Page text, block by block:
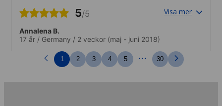
5/5 Visa mer
Annalena B.
17 år / Germany / 2 veckor (maj - juni 2018)
1 2 3 4 5 ... 30